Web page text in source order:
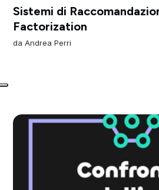
Sistemi di
Factorization
daAndrea Perri